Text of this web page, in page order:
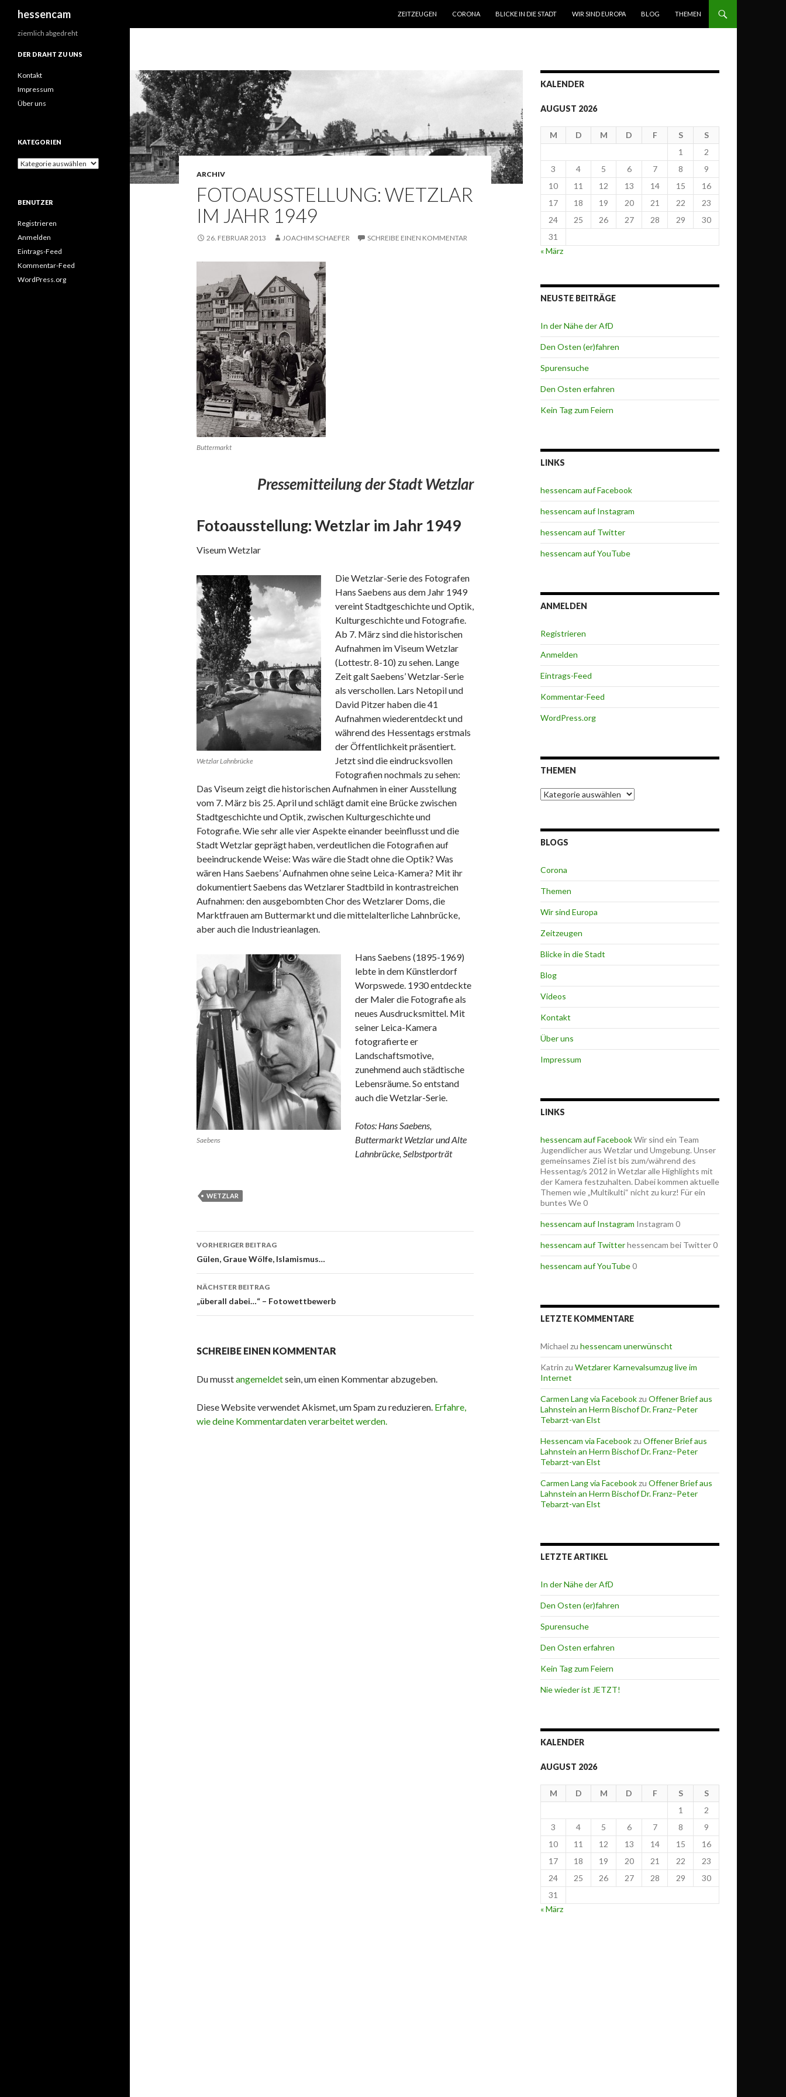
hessencam
ZEITZEUGEN
CORONA BLICKE IN DIE STADT WIR SIND EUROPA BLOG THEMEN
ARCHIV
FOTOAUSSTELLUNG: WETZLAR
IM JAHR 1949
26. FEBRUAR 2013 JOACHIM SCHAEFER SCHREIBE EINEN KOMMENTAR
Buttermarkt
Pressemitteilung der Stadt Wetzlar
Fotoausstellung: Wetzlar im Jahr 1949
Viseum Wetzlar
Wetzlar Lahnbrücke
Die Wetzlar-Serie des Fotografen
Hans Saebens aus dem Jahr 1949
vereint Stadtgeschichte und Optik,
Kulturgeschichte und Fotografie.
Ab 7. März sind die historischen
Aufnahmen im Viseum Wetzlar
(Lottestr. 8-10) zu sehen. Lange
Zeit galt Saebens’ Wetzlar-Serie
als verschollen. Lars Netopil und
David Pitzer haben die 41
Aufnahmen wiederentdeckt und
während des Hessentags erstmals
der Öffentlichkeit präsentiert.
Jetzt sind die eindrucksvollen
Fotografien nochmals zu sehen:
Das Viseum zeigt die historischen Aufnahmen in einer Ausstellung
vom 7. März bis 25. April und schlägt damit eine Brücke zwischen
Stadtgeschichte und Optik, zwischen Kulturgeschichte und
Fotografie. Wie sehr alle vier Aspekte einander beeinflusst und die
Stadt Wetzlar geprägt haben, verdeutlichen die Fotografien auf
beeindruckende Weise: Was wäre die Stadt ohne die Optik? Was
wären Hans Saebens’ Aufnahmen ohne seine Leica-Kamera? Mit ihr
dokumentiert Saebens das Wetzlarer Stadtbild in kontrastreichen
Aufnahmen: den ausgebombten Chor des Wetzlarer Doms, die
Marktfrauen am Buttermarkt und die mittelalterliche Lahnbrücke,
aber auch die Industrieanlagen.
Saebens
Hans Saebens (1895-1969)
lebte in dem Künstlerdorf
Worpswede. 1930 entdeckte
der Maler die Fotografie als
neues Ausdrucksmittel. Mit
seiner Leica-Kamera
fotografierte er
Landschaftsmotive,
zunehmend auch städtische
Lebensräume. So entstand
auch die Wetzlar-Serie.
Fotos: Hans Saebens,
Buttermarkt Wetzlar und Alte
Lahnbrücke, Selbstporträt
WETZLAR
Beitrags-
Navigation
VORHERIGER BEITRAG
Gülen, Graue Wölfe, Islamismus…
NÄCHSTER BEITRAG
„überall dabei…“ – Fotowettbewerb
SCHREIBE EINEN KOMMENTAR
Du musstangemeldetsein, um einen Kommentar abzugeben.
Diese Website verwendet Akismet, um Spam zu reduzieren. Erfahre,
wie deine Kommentardaten verarbeitet werden.
KALENDER
AUGUST 2026
M D M D F S
S
1
2
3
4 5 6 7 8
9
10
11 12 13 14 15
16
17
18 19 20 21 22
23
24
25 26 27 28 29
30
31
« März
NEUSTE BEITRÄGE
In der Nähe der AfD
Den Osten (er)fahren
Spurensuche
Den Osten erfahren
Kein Tag zum Feiern
LINKS
hessencam auf Facebook
hessencam auf Instagram
hessencam auf Twitter
hessencam auf YouTube
ANMELDEN
Registrieren
Anmelden
Eintrags-Feed
Kommentar-Feed
WordPress.org
THEMEN
Themen
BLOGS
Corona
Themen
Wir sind Europa
Zeitzeugen
Blicke in die Stadt
Blog
Videos
Kontakt
Über uns
Impressum
LINKS
hessencam auf FacebookWir sind ein Team
Jugendlicher aus Wetzlar und Umgebung. Unser
gemeinsames Ziel ist bis zum/während des
Hessentag/s 2012 in Wetzlar alle Highlights mit
der Kamera festzuhalten. Dabei kommen aktuelle
Themen wie „Multikulti“ nicht zu kurz! Für ein
buntes We 0
hessencam auf Instagram Instagram 0
hessencam auf Twitterhessencam bei Twitter 0
hessencam auf YouTube0
LETZTE KOMMENTARE
Michael zu hessencam unerwünscht
Katrin zu Wetzlarer Karnevalsumzug live im
Internet
Carmen Lang via Facebookzu Offener Brief aus
Lahnstein an Herrn Bischof Dr. Franz–Peter
Tebarzt-van Elst
Hessencam via Facebookzu Offener Brief aus
Lahnstein an Herrn Bischof Dr. Franz–Peter
Tebarzt-van Elst
Carmen Lang via Facebookzu Offener Brief aus
Lahnstein an Herrn Bischof Dr. Franz–Peter
Tebarzt-van Elst
LETZTE ARTIKEL
In der Nähe der AfD
Den Osten (er)fahren
Spurensuche
Den Osten erfahren
Kein Tag zum Feiern
Nie wieder ist JETZT!
KALENDER
AUGUST 2026
M D M D F S
S
1
2
3
4 5 6 7 8
9
10
11 12 13 14 15
16
17
18 19 20 21 22
23
24
25 26 27 28 29
30
31
« März
ziemlich abgedreht
DER DRAHT ZU UNS
Kontakt
Impressum
Über uns
KATEGORIEN
Kategorien
BENUTZER
Registrieren
Anmelden
Eintrags-Feed
Kommentar-Feed
WordPress.org